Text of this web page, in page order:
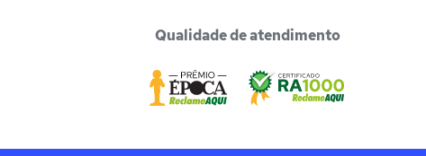
Qualidade de atendimento